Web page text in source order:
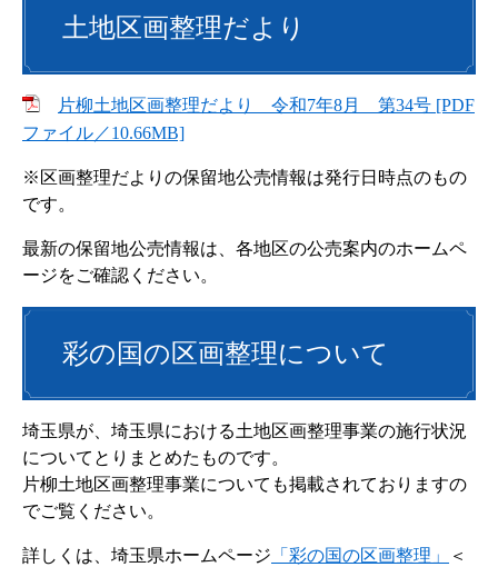
土地区画整理だより
片柳土地区画整理だより 令和7年8月 第34号 [PDF
ファイル／10.66MB]
※区画整理だよりの保留地公売情報は発行日時点のもの
です。
最新の保留地公売情報は、各地区の公売案内のホームペ
ージをご確認ください。
彩の国の区画整理について
埼玉県が、埼玉県における土地区画整理事業の施行状況
についてとりまとめたものです。
片柳土地区画整理事業についても掲載されておりますの
でご覧ください。
詳しくは、埼玉県ホームページ 「彩の国の区画整理」
＜